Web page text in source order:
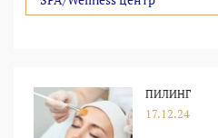
ПИЛИНГ
17.12.24